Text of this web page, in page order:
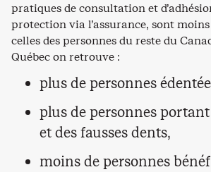
pratiques de consultation et
protection via l’assurance, sont
celles des personnes du reste du
Québec on retrouve :
plus de personnes
plus de personnes
et des fausses dents,
moins de personnes